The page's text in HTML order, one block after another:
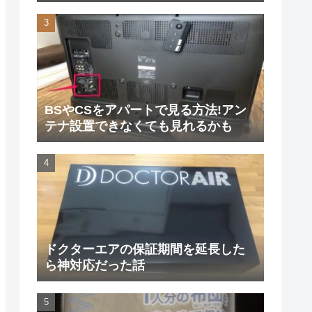
BSやCSをアパートで見る方法!アン
テナ設置できなくても見れるかも
ドクターエアの保証期間を延長した
ら神対応だった話